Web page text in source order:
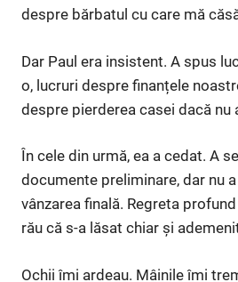
despre bărbatul cu care mă
Dar Paul era insistent. A spus
o, lucruri despre finanțele
despre pierderea casei dacă nu
În cele din urmă, ea a cedat. A
documente preliminare, dar nu
vânzarea finală. Regreta
rău că s-a lăsat chiar și
Ochii îmi ardeau. Mâinile îmi